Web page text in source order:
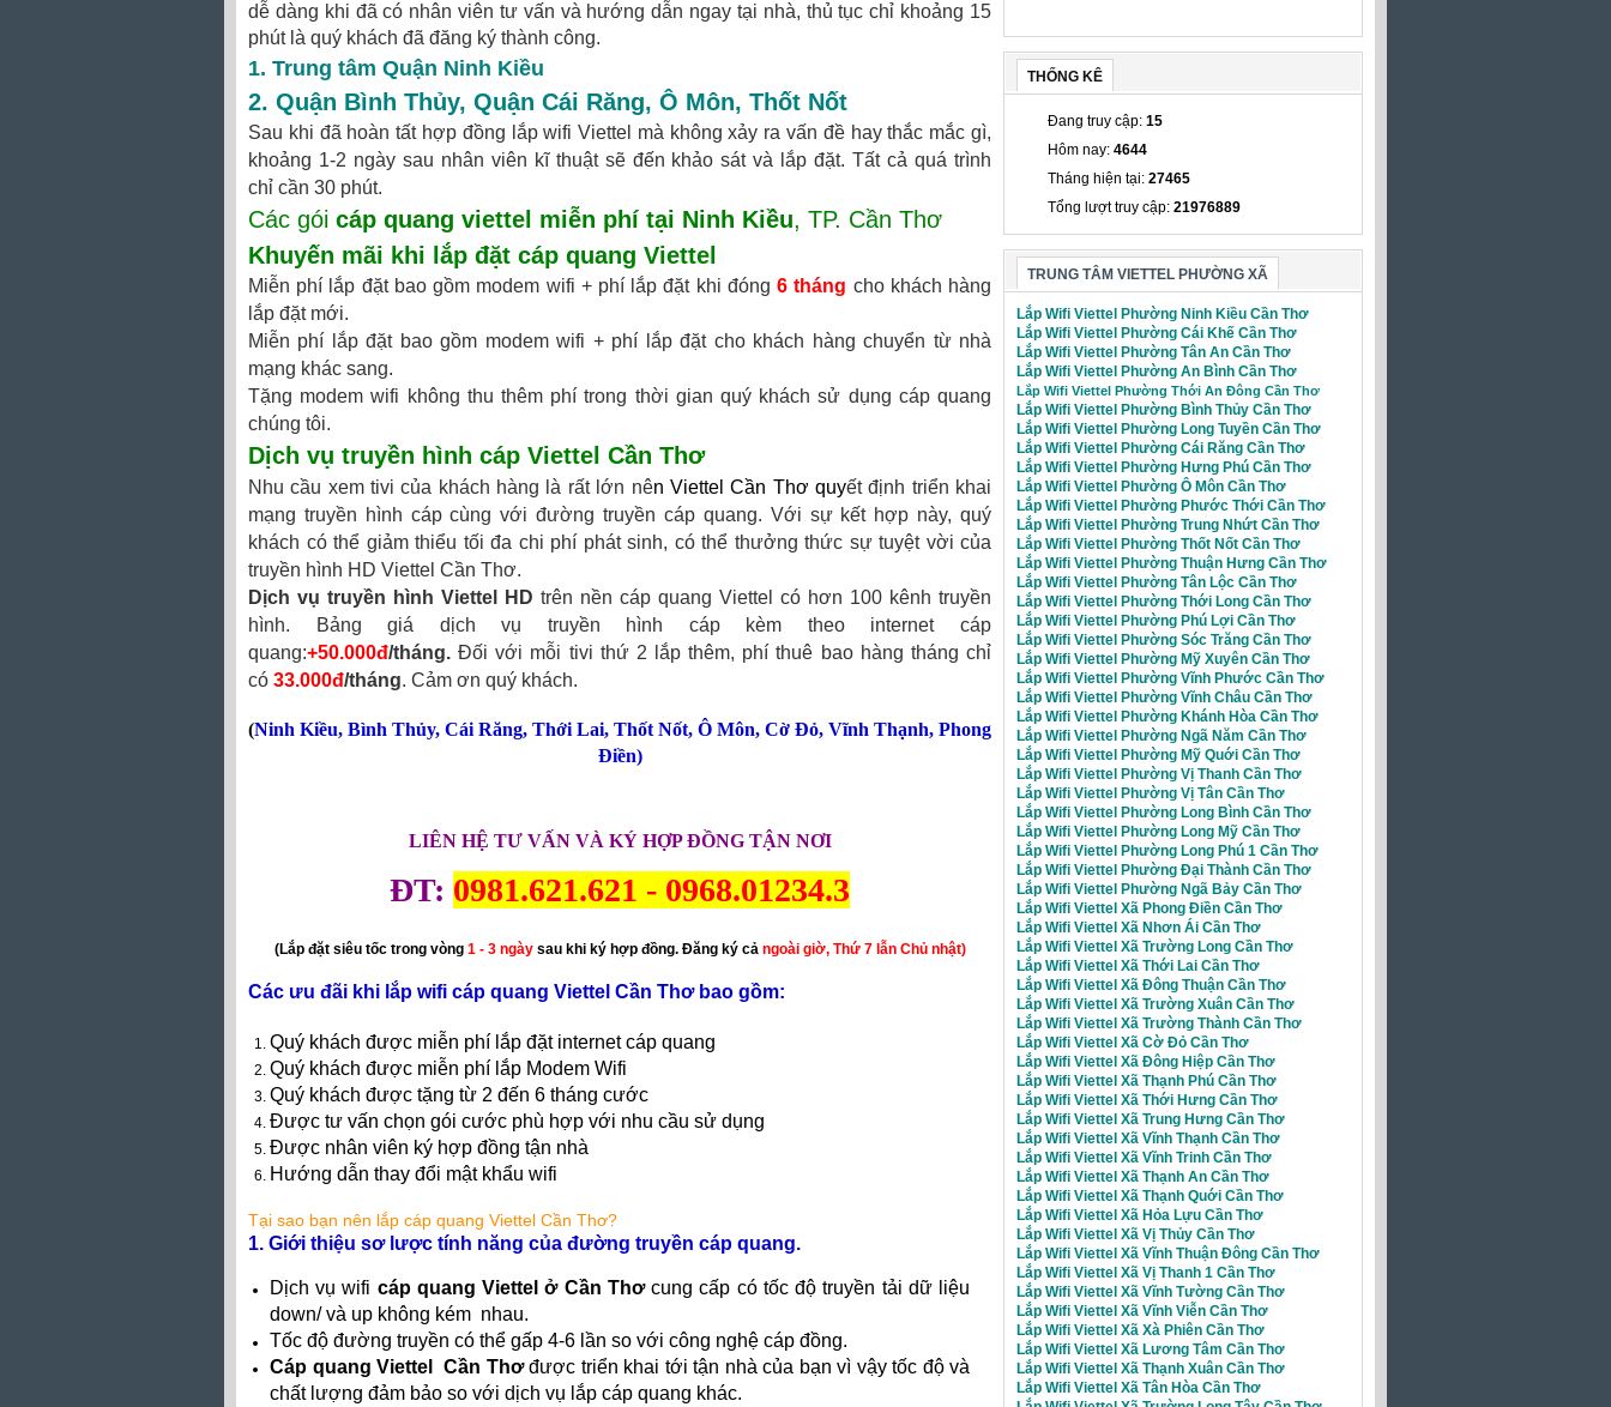
dễ dàng khi đã có nhân viên tư vấn và hướng dẫn ngay tại nhà, thủ tục chỉ khoảng 15
phút là quý khách đã đăng ký thành công.
1. Trung tâm Quận Ninh Kiều
2. Quận Bình Thủy, Quận Cái Răng, Ô Môn, Thốt Nốt
Sau khi đã hoàn tất hợp đồng lắp wifi Viettel mà không xảy ra vấn đề hay thắc mắc gì,
khoảng 1-2 ngày sau nhân viên kĩ thuật sẽ đến khảo sát và lắp đặt. Tất cả quá trình
chỉ cần 30 phút.
Các gói cáp quang viettel miễn phí tại Ninh Kiều, TP. Cần Thơ
Khuyến mãi khi lắp đặt cáp quang Viettel
Miễn phí lắp đặt bao gồm modem wifi + phí lắp đặt khi đóng6 tháng cho khách hàng
lắp đặt mới.
Miễn phí lắp đặt bao gồm modem wifi + phí lắp đặt cho khách hàng chuyển từ nhà
mạng khác sang.
Tặng modem wifi không thu thêm phí trong thời gian quý khách sử dụng cáp quang
chúng tôi.
Dịch vụ truyền hình cáp Viettel Cần Thơ
Nhu cầu xem tivi của khách hàng là rất lớn nên Viettel Cần Thơ quyết định triển khai
mạng truyền hình cáp cùng với đường truyền cáp quang. Với sự kết hợp này, quý
khách có thể giảm thiểu tối đa chi phí phát sinh, có thể thưởng thức sự tuyệt vời của
truyền hình HD Viettel Cần Thơ.
Dịch vụ truyền hình Viettel HD trên nền cáp quang Viettel có hơn 100 kênh truyền
hình. Bảng giá dịch vụ truyền hình cáp kèm theo internet cáp
quang:+50.000đ/tháng.Đối với mỗi tivi thứ 2 lắp thêm, phí thuê bao hàng tháng chỉ
có 33.000đ/tháng. Cảm ơn quý khách.
(Ninh Kiều, Bình Thủy, Cái Răng, Thới Lai, Thốt Nốt, Ô Môn, Cờ Đỏ, Vĩnh Thạnh, Phong
Điền)
LIÊN HỆ TƯ VẤN VÀ KÝ HỢP ĐỒNG TẬN NƠI
ĐT: 0981.621.621 - 0968.01234.3
(Lắp đặt siêu tốc trong vòng 1 - 3 ngày sau khi ký hợp đồng. Đăng ký cả ngoài giờ, Thứ 7 lẫn Chủ nhật)
Các ưu đãi khi lắp wifi cáp quang Viettel Cần Thơ bao gồm:
Quý khách được miễn phí lắp đặt internet cáp quang
Quý khách được miễn phí lắp Modem Wifi
Quý khách được tặng từ 2 đến 6 tháng cước
Được tư vấn chọn gói cước phù hợp với nhu cầu sử dụng
Được nhân viên ký hợp đồng tận nhà
Hướng dẫn thay đổi mật khẩu wifi
Tại sao bạn nên lắp cáp quang Viettel Cần Thơ?
1. Giới thiệu sơ lược tính năng của đường truyền cáp quang.
Dịch vụ wifi cáp quang Viettel ở Cần Thơcung cấp có tốc độ truyền tải dữ liệu
down/ và up không kém nhau.
Tốc độ đường truyền có thể gấp 4-6 lần so với công nghệ cáp đồng.
Cáp quang Viettel Cần Thơđược triển khai tới tận nhà của bạn vì vậy tốc độ và
chất lượng đảm bảo so với dịch vụ lắp cáp quang khác.
THỐNG KÊ
Đang truy cập: 15
Hôm nay: 4644
Tháng hiện tại: 27465
Tổng lượt truy cập: 21976889
TRUNG TÂM VIETTEL PHƯỜNG XÃ
Lắp Wifi Viettel Phường Ninh Kiều Cần Thơ
Lắp Wifi Viettel Phường Cái Khế Cần Thơ
Lắp Wifi Viettel Phường Tân An Cần Thơ
Lắp Wifi Viettel Phường An Bình Cần Thơ
Lắp Wifi Viettel Phường Thới An Đông Cần Thơ
Lắp Wifi Viettel Phường Bình Thủy Cần Thơ
Lắp Wifi Viettel Phường Long Tuyền Cần Thơ
Lắp Wifi Viettel Phường Cái Răng Cần Thơ
Lắp Wifi Viettel Phường Hưng Phú Cần Thơ
Lắp Wifi Viettel Phường Ô Môn Cần Thơ
Lắp Wifi Viettel Phường Phước Thới Cần Thơ
Lắp Wifi Viettel Phường Trung Nhứt Cần Thơ
Lắp Wifi Viettel Phường Thốt Nốt Cần Thơ
Lắp Wifi Viettel Phường Thuận Hưng Cần Thơ
Lắp Wifi Viettel Phường Tân Lộc Cần Thơ
Lắp Wifi Viettel Phường Thới Long Cần Thơ
Lắp Wifi Viettel Phường Phú Lợi Cần Thơ
Lắp Wifi Viettel Phường Sóc Trăng Cần Thơ
Lắp Wifi Viettel Phường Mỹ Xuyên Cần Thơ
Lắp Wifi Viettel Phường Vĩnh Phước Cần Thơ
Lắp Wifi Viettel Phường Vĩnh Châu Cần Thơ
Lắp Wifi Viettel Phường Khánh Hòa Cần Thơ
Lắp Wifi Viettel Phường Ngã Năm Cần Thơ
Lắp Wifi Viettel Phường Mỹ Quới Cần Thơ
Lắp Wifi Viettel Phường Vị Thanh Cần Thơ
Lắp Wifi Viettel Phường Vị Tân Cần Thơ
Lắp Wifi Viettel Phường Long Bình Cần Thơ
Lắp Wifi Viettel Phường Long Mỹ Cần Thơ
Lắp Wifi Viettel Phường Long Phú 1 Cần Thơ
Lắp Wifi Viettel Phường Đại Thành Cần Thơ
Lắp Wifi Viettel Phường Ngã Bảy Cần Thơ
Lắp Wifi Viettel Xã Phong Điền Cần Thơ
Lắp Wifi Viettel Xã Nhơn Ái Cần Thơ
Lắp Wifi Viettel Xã Trường Long Cần Thơ
Lắp Wifi Viettel Xã Thới Lai Cần Thơ
Lắp Wifi Viettel Xã Đông Thuận Cần Thơ
Lắp Wifi Viettel Xã Trường Xuân Cần Thơ
Lắp Wifi Viettel Xã Trường Thành Cần Thơ
Lắp Wifi Viettel Xã Cờ Đỏ Cần Thơ
Lắp Wifi Viettel Xã Đông Hiệp Cần Thơ
Lắp Wifi Viettel Xã Thạnh Phú Cần Thơ
Lắp Wifi Viettel Xã Thới Hưng Cần Thơ
Lắp Wifi Viettel Xã Trung Hưng Cần Thơ
Lắp Wifi Viettel Xã Vĩnh Thạnh Cần Thơ
Lắp Wifi Viettel Xã Vĩnh Trinh Cần Thơ
Lắp Wifi Viettel Xã Thạnh An Cần Thơ
Lắp Wifi Viettel Xã Thạnh Quới Cần Thơ
Lắp Wifi Viettel Xã Hỏa Lựu Cần Thơ
Lắp Wifi Viettel Xã Vị Thủy Cần Thơ
Lắp Wifi Viettel Xã Vĩnh Thuận Đông Cần Thơ
Lắp Wifi Viettel Xã Vị Thanh 1 Cần Thơ
Lắp Wifi Viettel Xã Vĩnh Tường Cần Thơ
Lắp Wifi Viettel Xã Vĩnh Viễn Cần Thơ
Lắp Wifi Viettel Xã Xà Phiên Cần Thơ
Lắp Wifi Viettel Xã Lương Tâm Cần Thơ
Lắp Wifi Viettel Xã Thạnh Xuân Cần Thơ
Lắp Wifi Viettel Xã Tân Hòa Cần Thơ